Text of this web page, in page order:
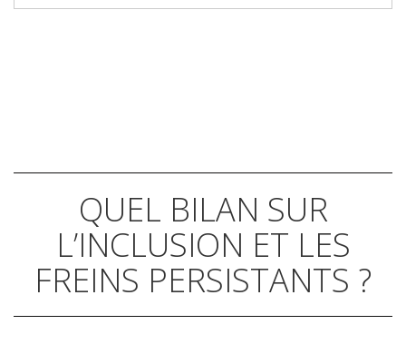
QUEL BILAN SUR
L’INCLUSION ET LES
FREINS PERSISTANTS ?